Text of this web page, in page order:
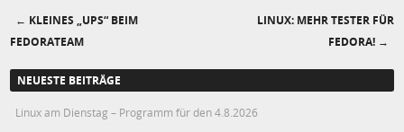
Post navigation
← KLEINES „UPS“ BEIM
FEDORATEAM
LINUX: MEHR TESTER FÜR
FEDORA! →
NEUESTE BEITRÄGE
Linux am Dienstag – Programm für den 4.8.2026